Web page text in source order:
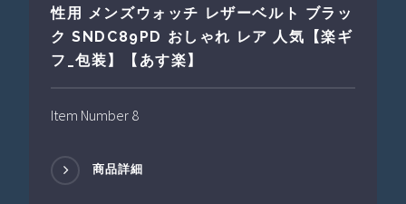
性用 メンズウォッチ レザーベルト ブラッ
ク SNDC89PD おしゃれ レア 人気【楽ギ
フ_包装】【あす楽】
Item Number 8
商品詳細